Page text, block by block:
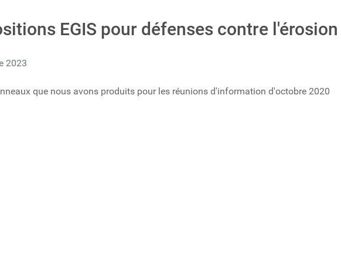
EGIS pour défenses contre l'érosion
2023
que nous avons produits pour les réunions d'information d'octobre 2020